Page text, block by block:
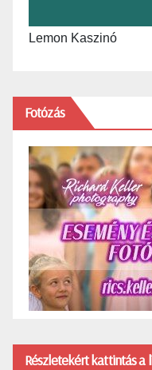
Lemon Kaszinó
Fotózás
Részletekért kattintás a